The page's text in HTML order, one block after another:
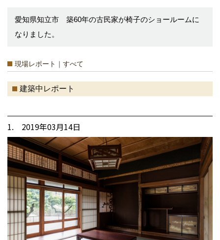
愛知県知立市 築60年の古民家が椅子のショールームに
なりました。
現場レポート｜すべて
建築中レポート
1. 2019年03月14日